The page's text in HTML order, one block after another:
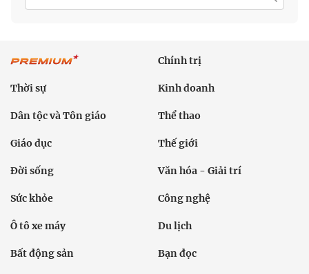
Chính trị
Thời sự Kinh doanh
Dân tộc và Tôn giáo Thể thao
Giáo dục Thế giới
Đời sống Văn hóa - Giải trí
Sức khỏe Công nghệ
Ô tô xe máy Du lịch
Bất động sản Bạn đọc